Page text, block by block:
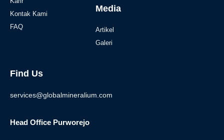
Kontak Kami
FAQ
Media
Artikel
Galeri
Find Us
services@globalmineralium.com
Head Office Purworejo